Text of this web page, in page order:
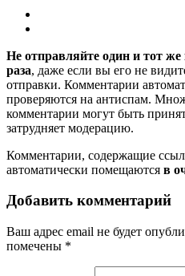
Не отправляйте один и тот
раза, даже если вы его не
отправки. Комментарии
проверяются на антиспам.
комментарии могут быть
затрудняет модерацию.
Комментарии, содержащие
автоматически помещаются в
Добавить комментарий
Ваш адрес email не будет
помечены *